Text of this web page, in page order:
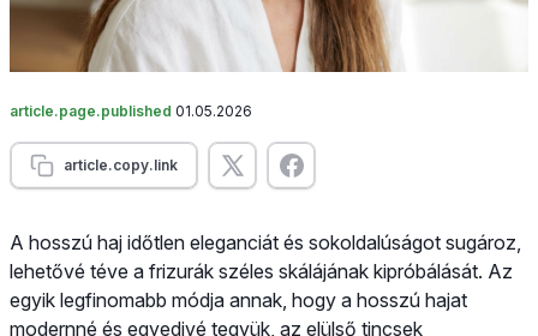
article.page.published 01.05.2026
article.copy.link
A hosszú haj időtlen eleganciát és sokoldalúságot sugároz,
lehetővé téve a frizurák széles skálájának kipróbálását. Az
egyik legfinomabb módja annak, hogy a hosszú hajat
modernné és egyedivé tegyük, az elülső tincsek